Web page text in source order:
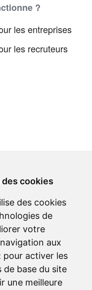
cookies
des cookies
de
votre
aux
pour activer les
base du site
une meilleure
?
les entreprises
les recruteurs